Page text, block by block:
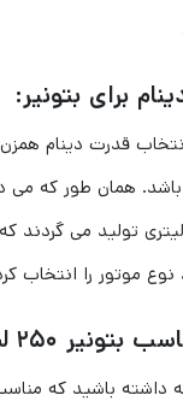
برای بتونیر:
قدرت دینام
همان طور که می
از سایز ۱۲۰ تا ۱۰۰۰ لیتری تولید
نوع موتور را انتخاب
۲۵۰ لیتری:
داشته باشید که